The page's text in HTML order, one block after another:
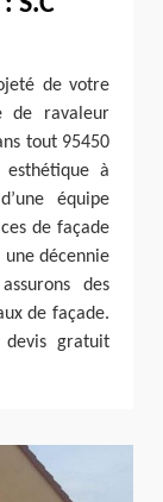
de votre
de ravaleur
tout 95450
à
équipe
de façade
une décennie
des
de façade.
gratuit